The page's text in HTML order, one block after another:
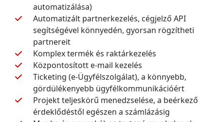
automatizálása)
Automatizált partnerkezelés, cégjelző API
segítségével könnyedén, gyorsan rögzítheti
partnereit
Komplex termék és raktárkezelés
Központosított e-mail kezelés
Ticketing (e-Ügyfélszolgálat), a könnyebb,
gördülékenyebb ügyfélkommunikációért
Projekt teljeskörű menedzselése, a beérkező
érdeklődéstől egészen a számlázásig